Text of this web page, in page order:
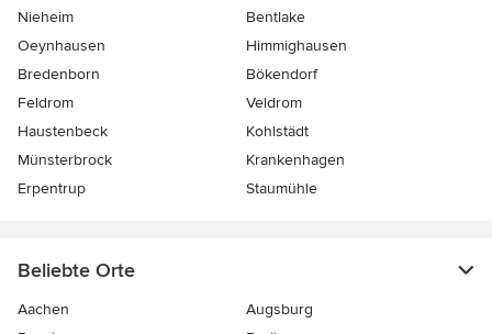
Nieheim
Bentlake
Oeynhausen
Himmighausen
Bredenborn
Bökendorf
Feldrom
Veldrom
Haustenbeck
Kohlstädt
Münsterbrock
Krankenhagen
Erpentrup
Staumühle
Beliebte Orte
Aachen
Augsburg